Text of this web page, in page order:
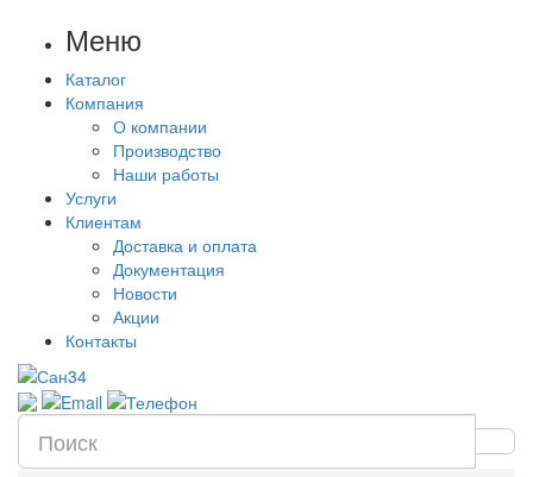
Меню
Каталог
Компания
О компании
Производство
Наши работы
Услуги
Клиентам
Доставка и оплата
Документация
Новости
Акции
Контакты